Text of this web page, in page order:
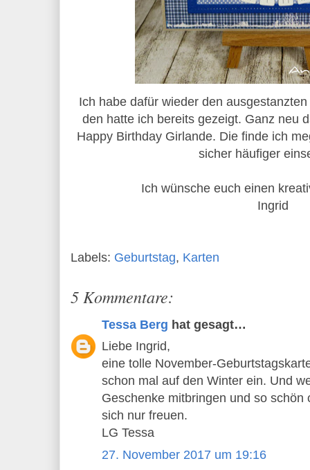
Ich habe dafür wieder den
den hatte ich bereits gezeigt. Ganz neu
Happy Birthday Girlande. Die finde ich
sicher häufiger
Ich wünsche euch einen
Ingrid
Labels: Geburtstag, Karten
5 Kommentare:
Tessa Berg hat gesagt…
Liebe Ingrid,
eine tolle November-
schon mal auf den Winter ein. Und
Geschenke mitbringen und so schön
sich nur freuen.
LG Tessa
27. November 2017 um 19:16